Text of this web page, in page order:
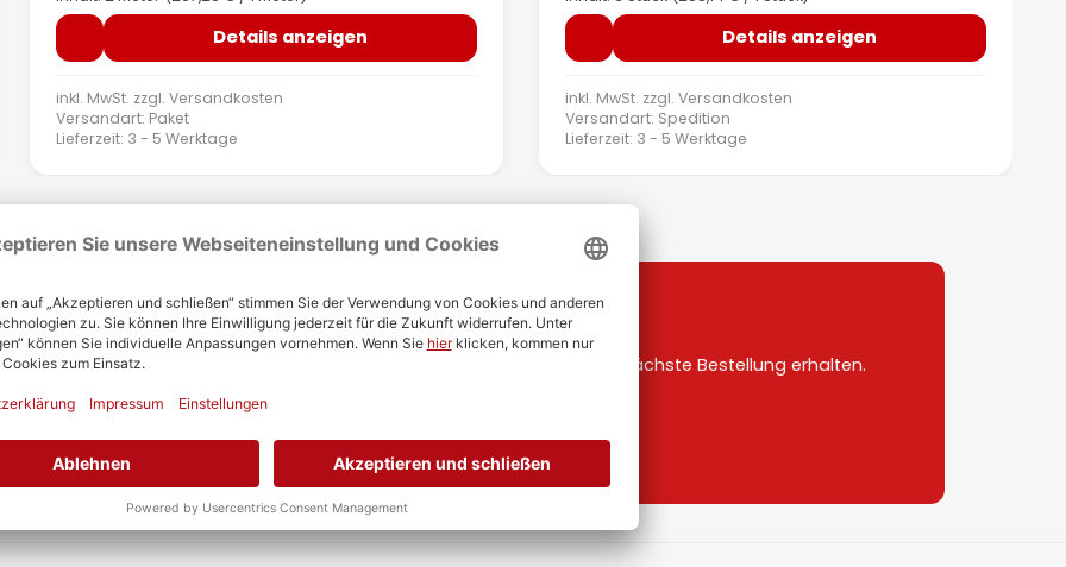
Details anzeigen
inkl. MwSt. zzgl. Versandkosten
Versandart: Paket
Lieferzeit: 3 - 5 Werktage
Details anzeigen
inkl. MwSt. zzgl. Versandkosten
Versandart: Spedition
Lieferzeit: 3 - 5 Werktage
20 € Gutschein
anmelden und 20€ Gutschein ab 500€ Mindestbestellwert auf deine nächste Bestellung erhalten.